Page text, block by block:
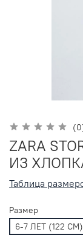
ZARA
ИЗ
Таблица
Размер
6-7 ЛЕТ (122 СМ)